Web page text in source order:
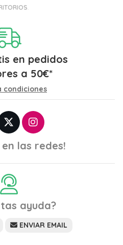
.
en pedidos
a 50€*
condiciones
en las redes!
ayuda?
ENVIAR EMAIL